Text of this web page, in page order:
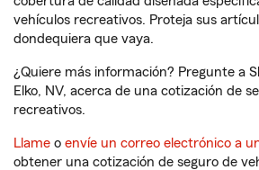
vehículos recreativos. Proteja sus
dondequiera que vaya.
¿Quiere más información? Pregunte a
Elko, NV, acerca de una cotización de
recreativos.
Llame o envíe un correo electrónico a
obtener una cotización de seguro de